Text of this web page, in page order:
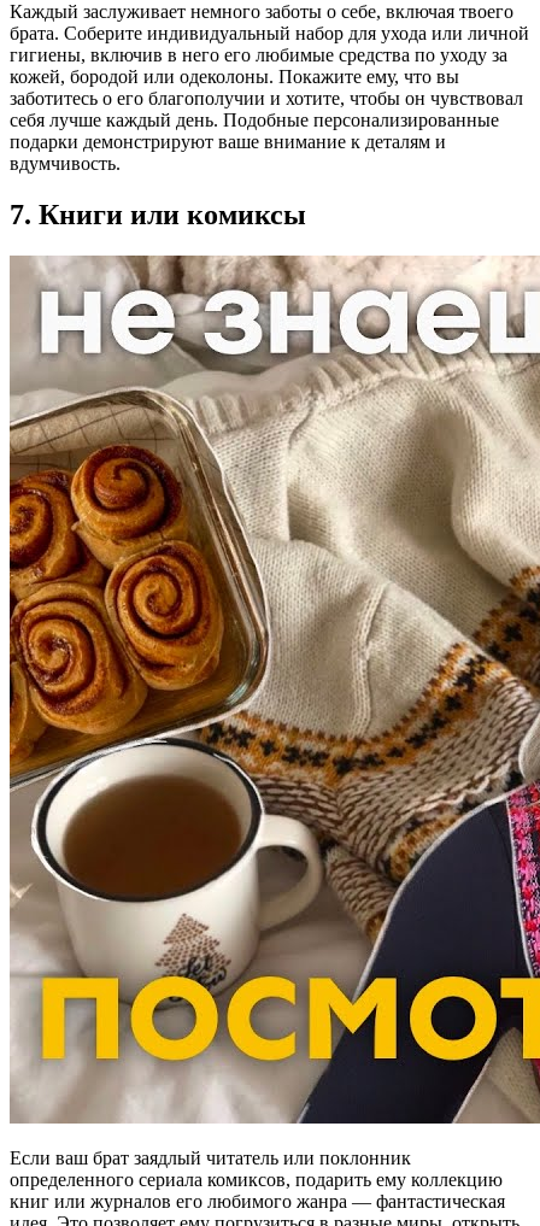
Каждый заслуживает немного заботы о себе, включая твоего
брата. Соберите индивидуальный набор для ухода или личной
гигиены, включив в него его любимые средства по уходу за
кожей, бородой или одеколоны. Покажите ему, что вы
заботитесь о его благополучии и хотите, чтобы он чувствовал
себя лучше каждый день. Подобные персонализированные
подарки демонстрируют ваше внимание к деталям и
вдумчивость.
7. Книги или комиксы
Если ваш брат заядлый читатель или поклонник
определенного сериала комиксов, подарить ему коллекцию
книг или журналов его любимого жанра — фантастическая